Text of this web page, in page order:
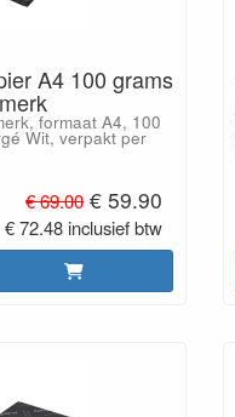
A4 100 grams
formaat A4, 100
Wit, verpakt per
€ 69.00 € 59.90
€ 72.48 inclusief btw